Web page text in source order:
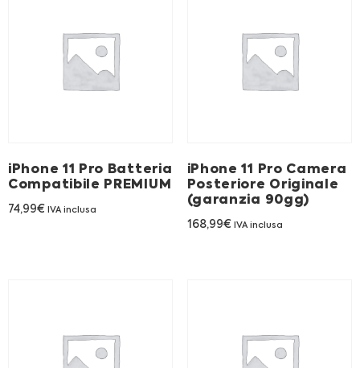
iPhone 11 Pro Batteria
Compatibile PREMIUM
74,99€ IVA inclusa
iPhone 11 Pro Camera
Posteriore Originale
(garanzia 90gg)
168,99€ IVA inclusa